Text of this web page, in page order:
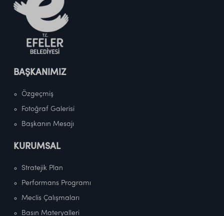
BAŞKANIMIZ
Özgeçmiş
Fotoğraf Galerisi
Başkanın Mesajı
KURUMSAL
Stratejik Plan
Performans Programı
Meclis Çalışmaları
Basın Materyalleri